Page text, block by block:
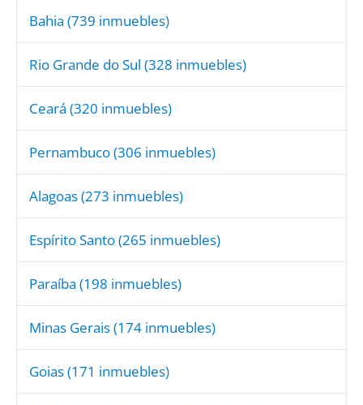
Bahia (739 inmuebles)
Rio Grande do Sul (328 inmuebles)
Ceará (320 inmuebles)
Pernambuco(306 inmuebles)
Alagoas(273 inmuebles)
Espírito Santo(265 inmuebles)
Paraíba (198 inmuebles)
Minas Gerais(174 inmuebles)
Goias(171 inmuebles)